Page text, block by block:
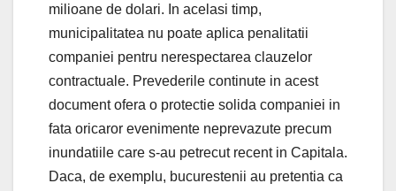
milioane de dolari. In acelasi timp,
municipalitatea nu poate aplica penalitatii
companiei pentru nerespectarea clauzelor
contractuale. Prevederile continute in acest
document ofera o protectie solida companiei in
fata oricaror evenimente neprevazute precum
inundatiile care s-au petrecut recent in Capitala.
Daca, de exemplu, bucurestenii au pretentia ca